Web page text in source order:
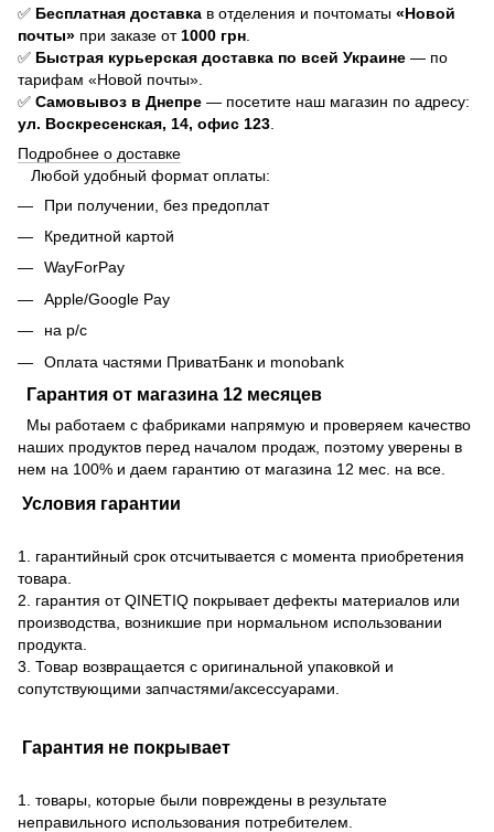
✅ Бесплатная доставка в отделения и почтоматы «Новой
почты» при заказе от 1000 грн
✅ Быстрая курьерская доставка по всей Украине — по
тарифам «Новой почты».
✅ Самовывоз в Днепре — посетите наш магазин по адресу:
ул. Воскресенская, 14, офис 123
Подробнее о доставке
Любой удобный формат оплаты:
При получении, без предоплат
Кредитной картой
WayForPay
Apple/Google Pay
на р/с
Оплата частями ПриватБанк и monobank
Гарантия от магазина 12 месяцев
Мы работаем с фабриками напрямую и проверяем качество
наших продуктов перед началом продаж, поэтому уверены в
нем на 100% и даем гарантию от магазина 12 мес. на все.
Условия гарантии
1. гарантийный срок отсчитывается с момента приобретения
товара.
2. гарантия от QINETIQ покрывает дефекты материалов или
производства, возникшие при нормальном использовании
продукта.
3. Товар возвращается с оригинальной упаковкой и
сопутствующими запчастями/аксессуарами.
Гарантия не покрывает
1. товары, которые были повреждены в результате
неправильного использования потребителем.